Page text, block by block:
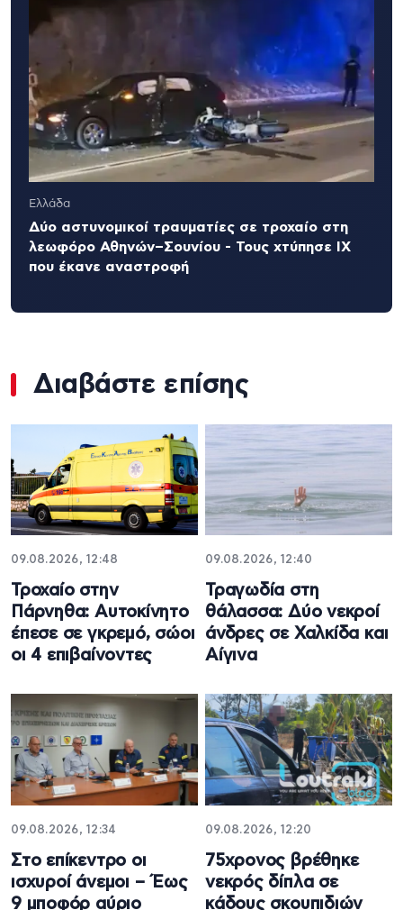
Ελλάδα
Δύο αστυνομικοί τραυματίες σε τροχαίο στη
λεωφόρο Αθηνών–Σουνίου - Τους χτύπησε ΙΧ
που έκανε αναστροφή
Διαβάστε επίσης
09.08.2026, 12:48
Τροχαίο στην
Πάρνηθα: Αυτοκίνητο
έπεσε σε γκρεμό, σώοι
οι 4 επιβαίνοντες
09.08.2026, 12:40
Τραγωδία στη
θάλασσα: Δύο νεκροί
άνδρες σε Χαλκίδα και
Αίγινα
09.08.2026, 12:34
Στο επίκεντρο οι
ισχυροί άνεμοι – Έως
9 μποφόρ αύριο
09.08.2026, 12:20
75χρονος βρέθηκε
νεκρός δίπλα σε
κάδους σκουπιδιών